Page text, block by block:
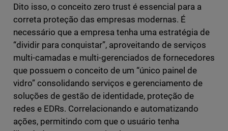
Dito isso, o conceito zero trust é essencial para a
correta proteção das empresas modernas. É
necessário que a empresa tenha uma estratégia de
“dividir para conquistar”, aproveitando de serviços
multi-camadas e multi-gerenciados de fornecedores
que possuem o conceito de um “único painel de
vidro” consolidando serviços e gerenciamento de
soluções de gestão de identidade, proteção de
redes e EDRs. Correlacionando e automatizando
ações, permitindo com que o usuário tenha